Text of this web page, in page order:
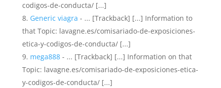
codigos-de-conducta/ [...]
Generic viagra - ... [Trackback] [...] Information to
that Topic: lavagne.es/comisariado-de-exposiciones-
etica-y-codigos-de-conducta/ [...]
mega888- ... [Trackback] [...] Information on that
Topic: lavagne.es/comisariado-de-exposiciones-etica-
y-codigos-de-conducta/ [...]